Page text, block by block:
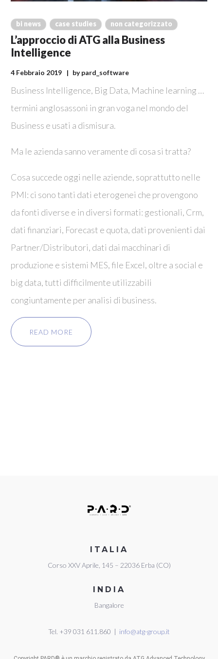
bi news case studies non categorizzato
L’approccio di ATG alla Business
Intelligence
4 Febbraio 2019 bypard_software
Business Intelligence, Big Data, Machine learning …
termini anglosassoni in gran voga nel mondo del
Business e usati a dismisura.
Ma le azienda sanno veramente di cosa si tratta?
Cosa succede oggi nelle aziende, soprattutto nelle
PMI: ci sono tanti dati eterogenei che provengono
da fonti diverse e in diversi formati: gestionali, Crm,
dati finanziari, Forecast e quota, dati provenienti dai
Partner/Distributori, dati dai macchinari di
produzione e sistemi MES, file Excel, oltre a social e
big data, tutti difficilmente utilizzabili
congiuntamente per analisi di business.
READ MORE
ITALIA
Corso XXV Aprile, 145 – 22036 Erba (CO)
INDIA
Bangalore
Tel. +39 031 611.860 | info@atg-group.it